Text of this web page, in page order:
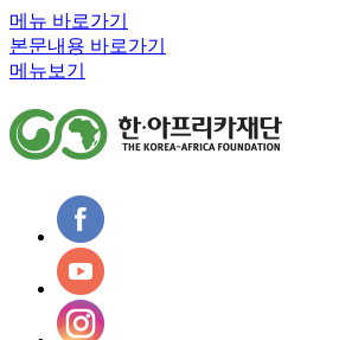
메뉴 바로가기
본문내용 바로가기
메뉴보기